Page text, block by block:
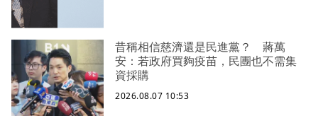
昔稱相信慈濟還是民進黨？ 蔣萬
安：若政府買夠疫苗，民團也不需集
資採購
2026.08.07 10:53